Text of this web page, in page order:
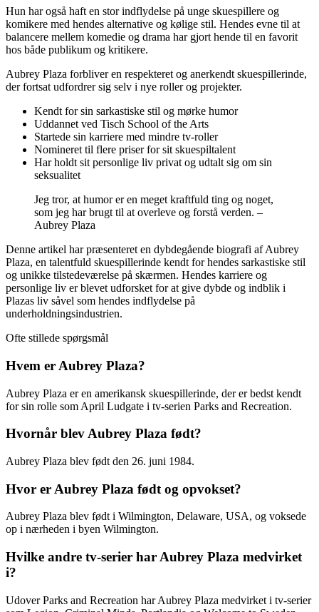
Hun har også haft en stor indflydelse på unge skuespillere og
komikere med hendes alternative og kølige stil. Hendes evne til at
balancere mellem komedie og drama har gjort hende til en favorit
hos både publikum og kritikere.
Aubrey Plaza forbliver en respekteret og anerkendt skuespillerinde,
der fortsat udfordrer sig selv i nye roller og projekter.
Kendt for sin sarkastiske stil og mørke humor
Uddannet ved Tisch School of the Arts
Startede sin karriere med mindre tv-roller
Nomineret til flere priser for sit skuespiltalent
Har holdt sit personlige liv privat og udtalt sig om sin
seksualitet
Jeg tror, at humor er en meget kraftfuld ting og noget,
som jeg har brugt til at overleve og forstå verden. –
Aubrey Plaza
Denne artikel har præsenteret en dybdegående biografi af Aubrey
Plaza, en talentfuld skuespillerinde kendt for hendes sarkastiske stil
og unikke tilstedeværelse på skærmen. Hendes karriere og
personlige liv er blevet udforsket for at give dybde og indblik i
Plazas liv såvel som hendes indflydelse på
underholdningsindustrien.
Ofte stillede spørgsmål
Hvem er Aubrey Plaza?
Aubrey Plaza er en amerikansk skuespillerinde, der er bedst kendt
for sin rolle som April Ludgate i tv-serien Parks and Recreation.
Hvornår blev Aubrey Plaza født?
Aubrey Plaza blev født den 26. juni 1984.
Hvor er Aubrey Plaza født og opvokset?
Aubrey Plaza blev født i Wilmington, Delaware, USA, og voksede
op i nærheden i byen Wilmington.
Hvilke andre tv-serier har Aubrey Plaza medvirket
i?
Udover Parks and Recreation har Aubrey Plaza medvirket i tv-serier